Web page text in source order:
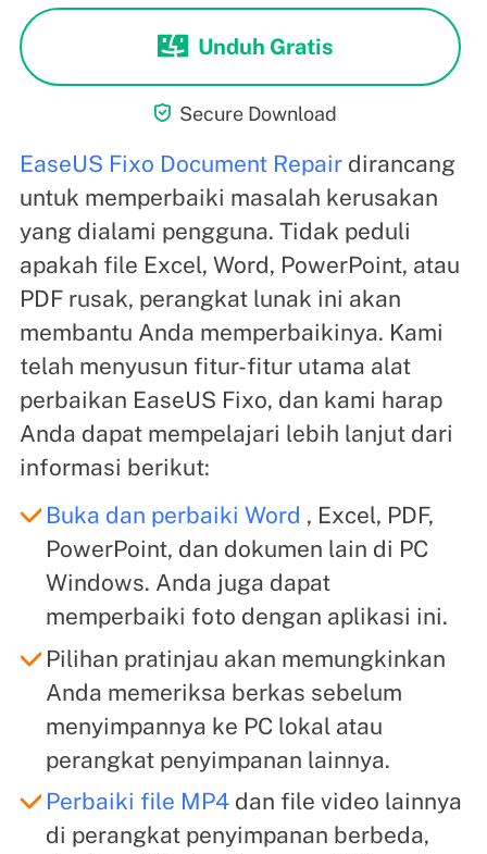
Unduh Gratis
 Secure Download
EaseUS Fixo Document Repairdirancang
untuk memperbaiki masalah kerusakan
yang dialami pengguna. Tidak peduli
apakah file Excel, Word, PowerPoint, atau
PDF rusak, perangkat lunak ini akan
membantu Anda memperbaikinya. Kami
telah menyusun fitur-fitur utama alat
perbaikan EaseUS Fixo, dan kami harap
Anda dapat mempelajari lebih lanjut dari
informasi berikut:
Buka dan perbaiki Word , Excel, PDF,
PowerPoint, dan dokumen lain di PC
Windows. Anda juga dapat
memperbaiki foto dengan aplikasi ini.
Pilihan pratinjau akan memungkinkan
Anda memeriksa berkas sebelum
menyimpannya ke PC lokal atau
perangkat penyimpanan lainnya.
Perbaiki file MP4dan file video lainnya
di perangkat penyimpanan berbeda,